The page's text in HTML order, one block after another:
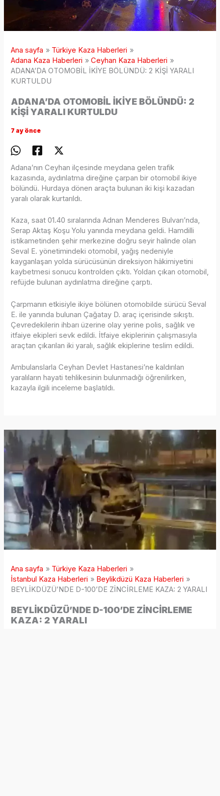
Ana sayfa
Türkiye Kaza Haberleri
Adana Kaza Haberleri
Ceyhan Kaza Haberleri
ADANA’DA OTOMOBİL İKİYE BÖLÜNDÜ: 2 KİŞİ YARALI
KURTULDU
ADANA’DA OTOMOBİL İKİYE BÖLÜNDÜ: 2
KİŞİ YARALI KURTULDU
7 ay önce
Adana’nın Ceyhan ilçesinde meydana gelen trafik
kazasında, aydınlatma direğine çarpan bir otomobil ikiye
bölündü. Hurdaya dönen araçta bulunan iki kişi kazadan
yaralı olarak kurtarıldı.
Kaza, saat 01.40 sıralarında Adnan Menderes Bulvarı’nda,
Serap Aktaş Koşu Yolu yanında meydana geldi. Hamdilli
istikametinden şehir merkezine doğru seyir halinde olan
Seval E. yönetimindeki otomobil, yağış nedeniyle
kayganlaşan yolda sürücüsünün direksiyon hâkimiyetini
kaybetmesi sonucu kontrolden çıktı. Yoldan çıkan otomobil,
refüjde bulunan aydınlatma direğine çarptı.
Çarpmanın etkisiyle ikiye bölünen otomobilde sürücü Seval
E. ile yanında bulunan Çağatay D. araç içerisinde sıkıştı.
Çevredekilerin ihbarı üzerine olay yerine polis, sağlık ve
itfaiye ekipleri sevk edildi. İtfaiye ekiplerinin çalışmasıyla
araçtan çıkarılan iki yaralı, sağlık ekiplerine teslim edildi.
Ambulanslarla Ceyhan Devlet Hastanesi’ne kaldırılan
yaralıların hayati tehlikesinin bulunmadığı öğrenilirken,
kazayla ilgili inceleme başlatıldı.
Ana sayfa
Türkiye Kaza Haberleri
İstanbul Kaza Haberleri
Beylikdüzü Kaza Haberleri
BEYLİKDÜZÜ’NDE D-100’DE ZİNCİRLEME KAZA: 2 YARALI
BEYLİKDÜZÜ’NDE D-100’DE ZİNCİRLEME
KAZA: 2 YARALI